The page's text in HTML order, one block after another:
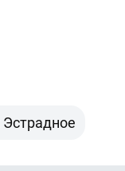
Эстрадное